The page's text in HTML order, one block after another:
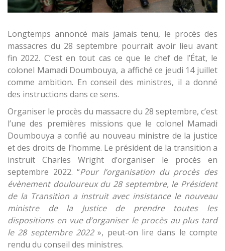
Longtemps annoncé mais jamais tenu, le procès des
massacres du 28 septembre pourrait avoir lieu avant
fin 2022. C’est en tout cas ce que le chef de l’État, le
colonel Mamadi Doumbouya, a affiché ce jeudi 14 juillet
comme ambition. En conseil des ministres, il a donné
des instructions dans ce sens.
Organiser le procès du massacre du 28 septembre, c’est
l’une des premières missions que le colonel Mamadi
Doumbouya a confié au nouveau ministre de la justice
et des droits de l’homme. Le président de la transition a
instruit Charles Wright d’organiser le procès en
septembre 2022. “Pour l’organisation du procès des
évènement douloureux du 28 septembre, le Président
de la Transition a instruit avec insistance le nouveau
ministre de la Justice de prendre toutes les
dispositions en vue d’organiser le procès au plus tard
le 28 septembre 2022», peut-on lire dans le compte
rendu du conseil des ministres.